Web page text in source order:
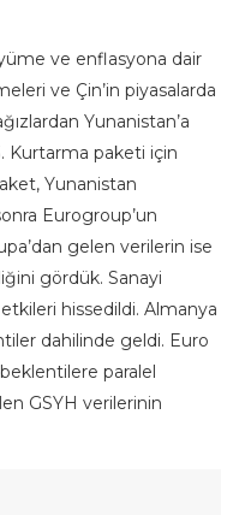
ve enflasyona dair
ve Çin’in piyasalarda
Yunanistan’a
Kurtarma paketi için
Yunanistan
Eurogroup’un
gelen verilerin ise
gördük. Sanayi
hissedildi. Almanya
dahilinde geldi. Euro
paralel
GSYH verilerinin